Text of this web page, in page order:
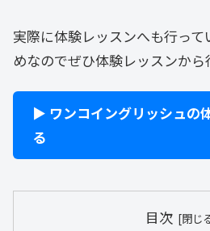
実際に体験レッスンへも行って
めなのでぜひ体験レッスンから
▶ ワンコイングリッシュの
る
目次